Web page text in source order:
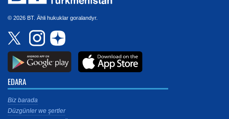
© 2026 BT. Ähli hukuklar goralandyr.
EDARA
Biz barada
Düzgünler we şertler